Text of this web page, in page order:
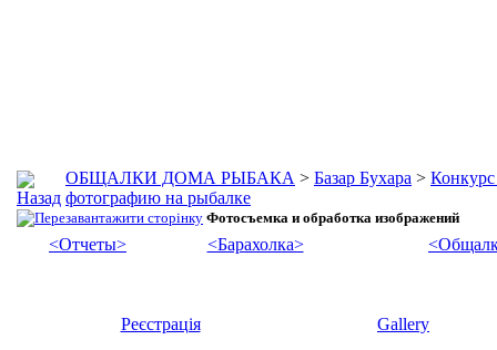
ОБЩАЛКИ ДОМА РЫБАКА > Базар Бухара >
фотографию на рыбалке
Фотосъемка и обработка изображений
<Отчеты> <Барахолка>
Реєстрація Gallery